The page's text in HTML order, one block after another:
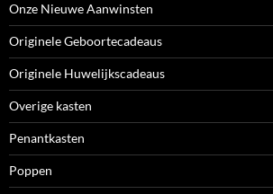
Onze Nieuwe Aanwinsten
Originele Geboortecadeaus
Originele Huwelijkscadeaus
Overige kasten
Penantkasten
Poppen